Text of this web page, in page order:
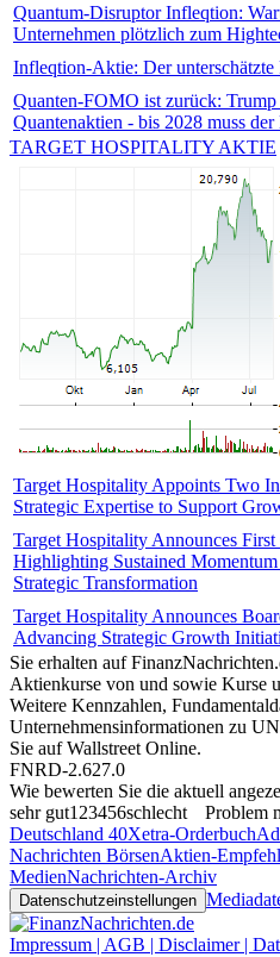
Quantum-Disruptor Infleqtion:
Unternehmen plötzlich zum
Infleqtion-Aktie: Der unterschätzte
Quanten-FOMO ist zurück:
Quantenaktien - bis 2028 muss
TARGET HOSPITALITY AKTIE
Target Hospitality Appoints Two
Strategic Expertise to Support
Target Hospitality Announces
Highlighting Sustained
Strategic Transformation
Target Hospitality Announces
Advancing Strategic Growth
Sie erhalten auf
Aktienkurse von und sowie Kurse
Weitere Kennzahlen,
Unternehmensinformationen zu
Sie aufWallstreet Online.
FNRD-2.627.0
Wie bewerten Sie die aktuell
sehr gut1 23456schlecht
Problem
Deutschland 40Xetra-Orderbuch
Nachrichten BörsenAktien-
MedienNachrichten-Archiv
Datenschutzeinstellungen
Impressum | AGB | Disclaimer |